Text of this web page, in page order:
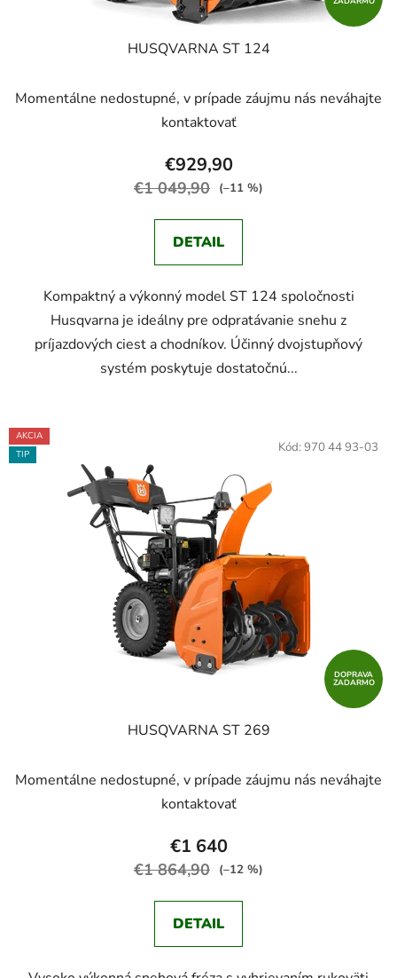
HUSQVARNA ST 124
Momentálne nedostupné, v prípade záujmu nás neváhajte
kontaktovať
€929,90
€1 049,90 (–11 %)
DETAIL
Kompaktný a výkonný model ST 124 spoločnosti
Husqvarna je ideálny pre odpratávanie snehu z
príjazdových ciest a chodníkov. Účinný dvojstupňový
systém poskytuje dostatočnú...
AKCIA
TIP
DOPRAVA
ZADARMO
HUSQVARNA ST 269
Momentálne nedostupné, v prípade záujmu nás neváhajte
kontaktovať
€1 640
€1 864,90 (–12 %)
DETAIL
Kód: 970 44 93-03